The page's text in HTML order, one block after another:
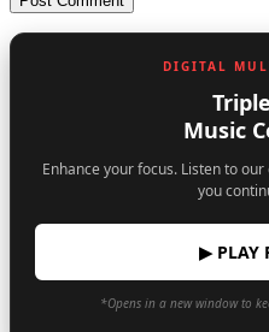
DIGITAL
Music
Enhance your focus. Listen to
you
▶ PLAY
*Opens in a new window to